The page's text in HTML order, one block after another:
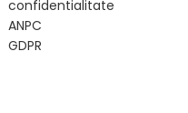
confidentialitate
ANPC
GDPR